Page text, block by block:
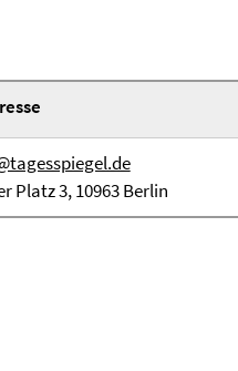
Platz 3, 10963 Berlin